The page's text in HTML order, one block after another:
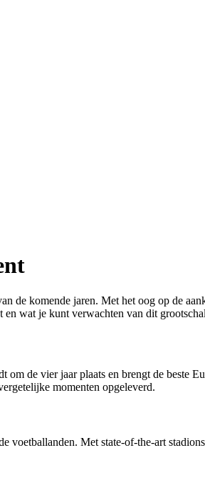
de komende jaren. Met het oog op de
wat je kunt verwachten van dit
de vier jaar plaats en brengt de beste
momenten opgeleverd.
Met state-of-the-art